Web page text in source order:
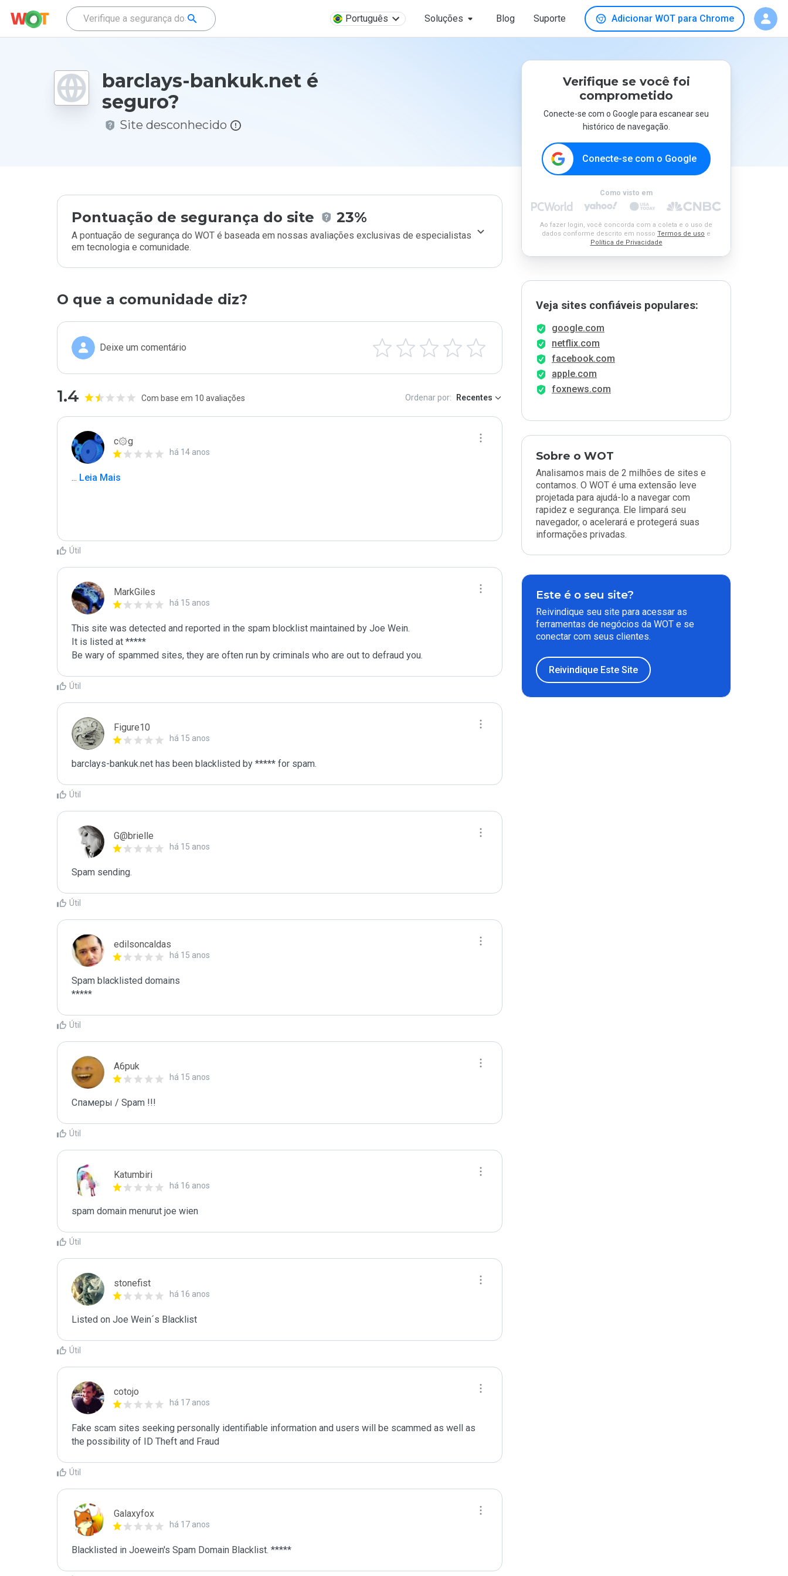
Português Soluções Blog Suporte Adicionar WOT para Chrome
barclays-bankuk.net é
seguro?
Site desconhecido
Pontuação de segurança do site 23%
A pontuação de segurança do WOT é baseada em nossas avaliações exclusivas de especialistas
em tecnologia e comunidade.
O que a comunidade diz?
Deixe um comentário
1.4 Com base em 10 avaliações Ordenar por: Recentes
c۞g
há 14 anos
... Leia Mais
Útil
MarkGiles
há 15 anos
This site was detected and reported in the spam blocklist maintained by Joe Wein.
It is listed at *****
Be wary of spammed sites, they are often run by criminals who are out to defraud you.
Útil
Figure10
há 15 anos
barclays-bankuk.net has been blacklisted by ***** for spam.
Útil
G@brielle
há 15 anos
Spam sending.
Útil
edilsoncaldas
há 15 anos
Spam blacklisted domains
*****
Útil
A6puk
há 15 anos
Спамеры / Spam !!!
Útil
Katumbiri
há 16 anos
spam domain menurut joe wien
Útil
stonefist
há 16 anos
Listed on Joe Wein´s Blacklist
Útil
cotojo
há 17 anos
Fake scam sites seeking personally identifiable information and users will be scammed as well as
the possibility of ID Theft and Fraud
Útil
Galaxyfox
há 17 anos
Blacklisted in Joewein's Spam Domain Blacklist. *****
Verifique se você foi
comprometido
Conecte-se com o Google para escanear seu
histórico de navegação.
Conecte-se com o Google
Como visto em
Ao fazer login, você concorda com a coleta e o uso de
dados conforme descrito em nosso Termos de uso e
Política de Privacidade
Veja sites confiáveis populares:
google.com
netflix.com
facebook.com
apple.com
foxnews.com
Sobre o WOT
Analisamos mais de 2 milhões de sites e
contamos. O WOT é uma extensão leve
projetada para ajudá-lo a navegar com
rapidez e segurança. Ele limpará seu
navegador, o acelerará e protegerá suas
informações privadas.
Este é o seu site?
Reivindique seu site para acessar as
ferramentas de negócios da WOT e se
conectar com seus clientes.
Reivindique Este Site